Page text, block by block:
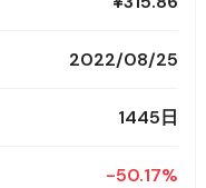
2022/08/25
1445日
-50.17%